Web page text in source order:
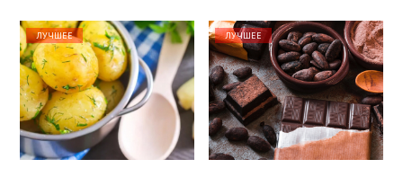
ЛУЧШЕЕ ЛУЧШЕЕ